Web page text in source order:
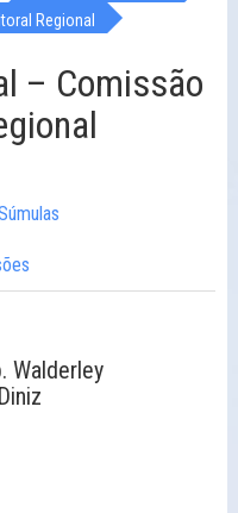
Regional
– Comissão
Walderley